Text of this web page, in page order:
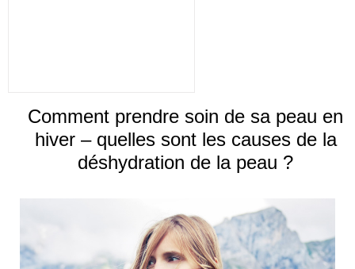
Comment prendre soin de sa peau en
hiver – quelles sont les causes de la
déshydration de la peau ?